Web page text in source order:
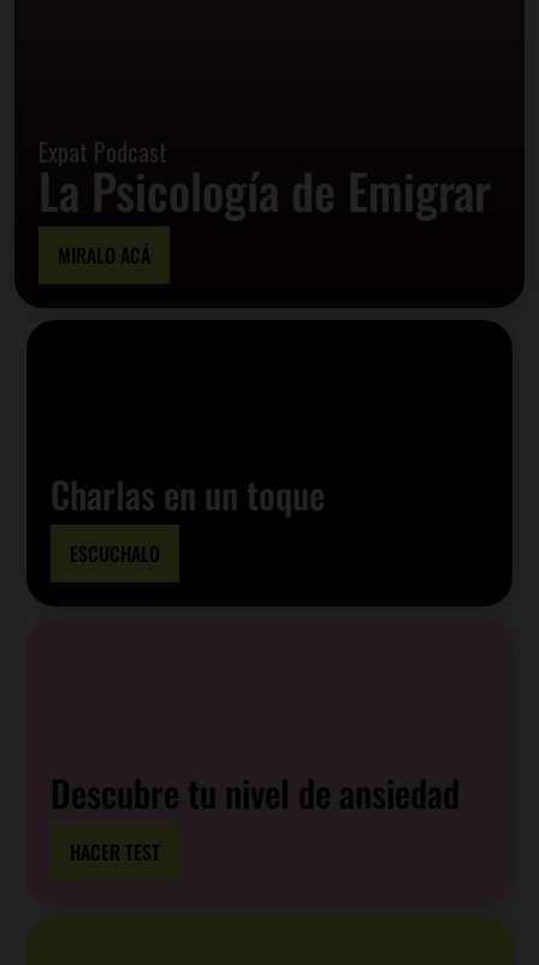
Charlas en un toque
ESCUCHALO
Descubre tu nivel de ansiedad
HACER TEST
Expat Podcast
La Psicología de Emigrar
MIRALO ACÁ